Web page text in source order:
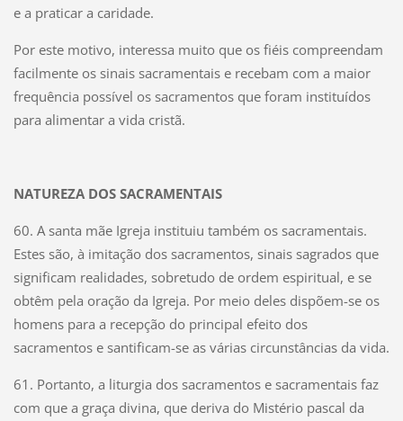
e a praticar a caridade.
Por este motivo, interessa muito que os fiéis compreendam
facilmente os sinais sacramentais e recebam com a maior
frequência possível os sacramentos que foram instituídos
para alimentar a vida cristã.
NATUREZA DOS SACRAMENTAIS
60. A santa mãe Igreja instituiu também os sacramentais.
Estes são, à imitação dos sacramentos, sinais sagrados que
significam realidades, sobretudo de ordem espiritual, e se
obtêm pela oração da Igreja. Por meio deles dispõem-se os
homens para a recepção do principal efeito dos
sacramentos e santificam-se as várias circunstâncias da vida.
61. Portanto, a liturgia dos sacramentos e sacramentais faz
com que a graça divina, que deriva do Mistério pascal da